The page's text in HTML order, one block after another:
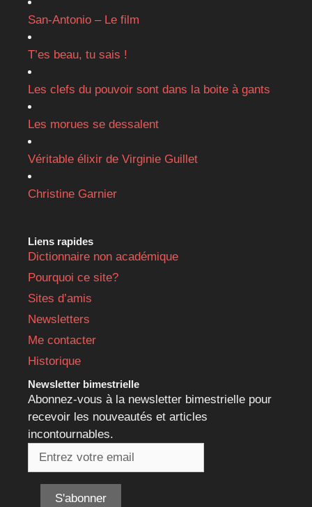
San-Antonio – Le film
T’es beau, tu sais !
Les clefs du pouvoir sont dans la boite à gants
Les morues se dessalent
Véritable élixir de Virginie Guillet
Christine Garnier
Liens rapides
Dictionnaire non académique
Pourquoi ce site?
Sites d’amis
Newsletters
Me contacter
Historique
Newsletter bimestrielle
Abonnez-vous à la newsletter bimestrielle pour
recevoir les nouveautés et articles
incontournables.